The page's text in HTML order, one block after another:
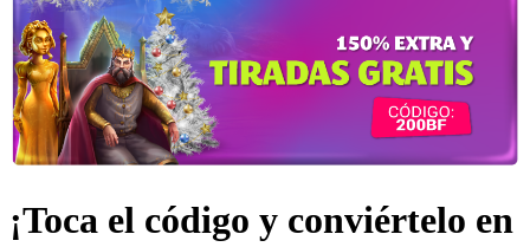
¡Toca el código y conviértelo en